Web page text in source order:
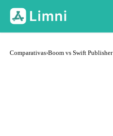
Comparativas›Boom vs Swift Publisher